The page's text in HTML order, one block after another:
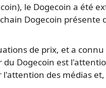
le Dogecoin a été
Dogecoin
de prix, et a
Dogecoin est
des médias